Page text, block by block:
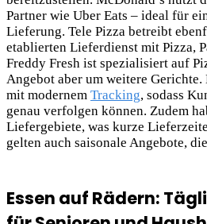
Partner wie Uber Eats – ideal für
Lieferung. Tele Pizza betreibt
etablierten Lieferdienst mit Pizza,
Freddy Fresh ist spezialisiert auf
Angebot aber um weitere
mit modernem Tracking, sodass
genau verfolgen können. Zudem
Liefergebiete, was kurze
gelten auch saisonale Angebote,
Essen auf Rädern: